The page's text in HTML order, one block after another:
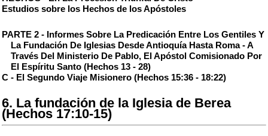
Estudios sobre los Hechos de los Apóstoles
PARTE 2 - Informes Sobre La Predicación Entre Los Gentiles Y
La Fundación De Iglesias Desde Antioquía Hasta Roma - A
Través Del Ministerio De Pablo, El Apóstol Comisionado Por
El Espíritu Santo (Hechos 13 - 28)
C - El Segundo Viaje Misionero (Hechos 15:36 - 18:22)
6. La fundación de la Iglesia de Berea
(Hechos 17:10-15)